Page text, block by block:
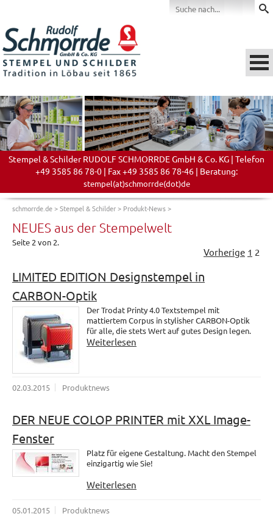
Stempel & Schilder RUDOLF SCHMORRDE GmbH & Co. KG | Telefon
+49 3585 86 78-0 | Fax +49 3585 86 78-46 | Beratung:
stempel(at)schmorrde(dot)de
schmorrde.de>Stempel & Schilder> Produkt-News>
NEUES aus der Stempelwelt
Seite 2 von 2.
Vorherige 1 2
LIMITED EDITION Designstempel in
CARBON-Optik
Der Trodat Printy 4.0 Textstempel mit
mattiertem Corpus in stylisher CARBON-Optik
für alle, die stets Wert auf gutes Design legen.
Weiterlesen
02.03.2015 Produktnews
DER NEUE COLOP PRINTER mit XXL Image-
Fenster
Platz für eigene Gestaltung. Macht den Stempel
einzigartig wie Sie!
Weiterlesen
05.01.2015 Produktnews